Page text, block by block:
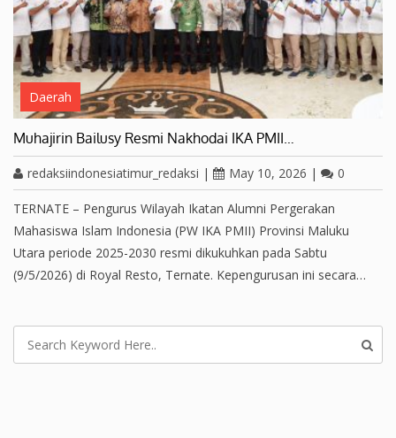
Daerah
Muhajirin Bailusy Resmi Nakhodai IKA PMII…
redaksiindonesiatimur_redaksi | May 10, 2026 | 0
TERNATE – Pengurus Wilayah Ikatan Alumni Pergerakan
Mahasiswa Islam Indonesia (PW IKA PMII) Provinsi Maluku
Utara periode 2025-2030 resmi dikukuhkan pada Sabtu
(9/5/2026) di Royal Resto, Ternate. Kepengurusan ini secara…